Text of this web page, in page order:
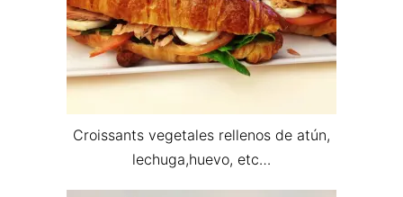
Croissants vegetales rellenos de atún,
lechuga,huevo, etc…